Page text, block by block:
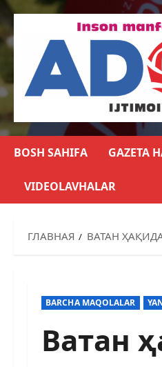
BOSH SAHIFA GAZETA
VIDEOLAVHALAR
ГЛАВНАЯ ВАТАН
BARCHA MAQOLALAR
Ватан